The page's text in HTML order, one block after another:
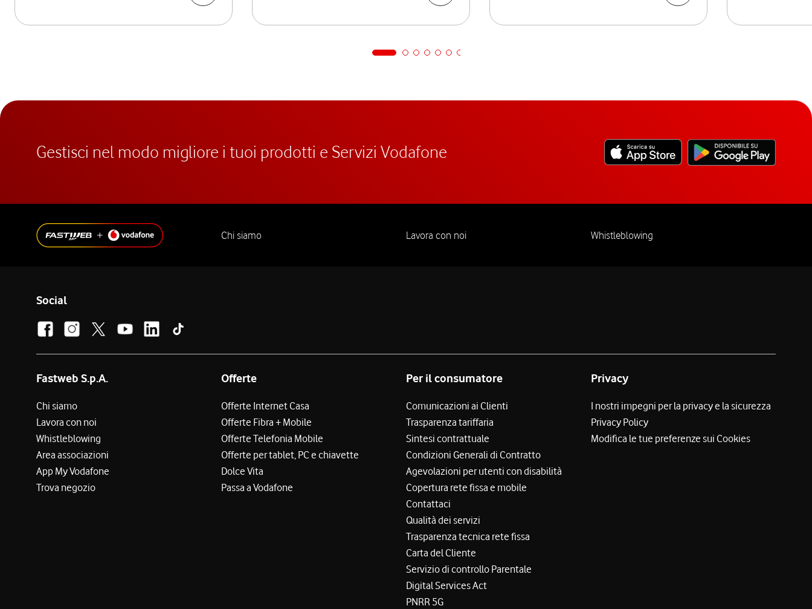
Gestisci nel modo migliore i tuoi prodotti e Servizi Vodafone
Chi siamo Lavora con noi Whistleblowing
Social
Fastweb S.p.A.
Chi siamo
Lavora con noi
Whistleblowing
Area associazioni
App My Vodafone
Trova negozio
Offerte
Offerte Internet Casa
Offerte Fibra + Mobile
Offerte Telefonia Mobile
Offerte per tablet, PC e chiavette
Dolce Vita
Passa a Vodafone
Per il consumatore
Comunicazioni ai Clienti
Trasparenza tariffaria
Sintesi contrattuale
Condizioni Generali di Contratto
Agevolazioni per utenti con disabilità
Copertura rete fissa e mobile
Contattaci
Qualità dei servizi
Trasparenza tecnica rete fissa
Carta del Cliente
Servizio di controllo Parentale
Digital Services Act
PNRR 5G
Privacy
I nostri impegni per la privacy e la sicurezza
Privacy Policy
Modifica le tue preferenze sui Cookies